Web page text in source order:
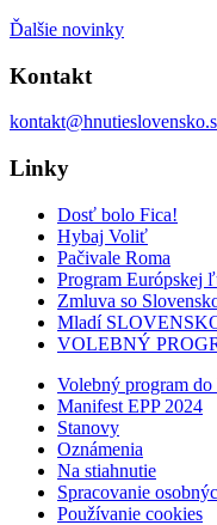
Ďalšie novinky
Kontakt
Linky
Dosť bolo Fica!
Hybaj Voliť
Pačivale Roma
Program Európskej
Zmluva so
Mladí
VOLEBNÝ
Volebný program
Manifest EPP 2024
Stanovy
Oznámenia
Na stiahnutie
Spracovanie
Používanie cookies